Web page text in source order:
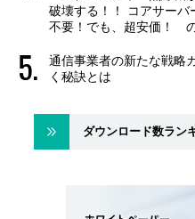
破壊する！！ コアサーバ
不要！でも、超安価！
通信事業者の新たな戦
く秘訣とは
ダウンロード数ラン